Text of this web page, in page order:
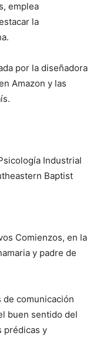
emplea
la
por la diseñadora
Amazon y las
Industrial
Baptist
Comienzos, en la
y padre de
de comunicación
buen sentido del
prédicas y